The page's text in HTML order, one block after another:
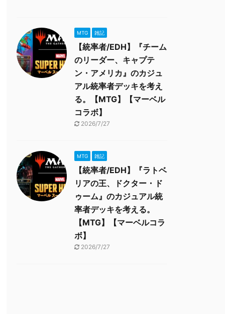
MTG 雑記
【統率者/EDH】『チーム
のリーダー、キャプテ
ン・アメリカ』のカジュ
アル統率者デッキを考え
る。【MTG】【マーベル
コラボ】
2026/7/27
MTG 雑記
【統率者/EDH】『ラトベ
リアの王、ドクター・ド
ゥーム』のカジュアル統
率者デッキを考える。
【MTG】【マーベルコラ
ボ】
2026/7/27